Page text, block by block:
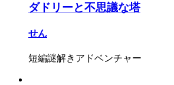
ダドリーと不思議な塔
せん
短編謎解きアドベンチャー